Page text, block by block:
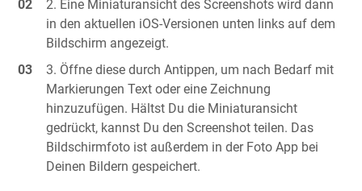
Eine Miniaturansicht des Screenshots wird dann
in den aktuellen iOS-Versionen unten links auf dem
Bildschirm angezeigt.
Öffne diese durch Antippen, um nach Bedarf mit
Markierungen Text oder eine Zeichnung
hinzuzufügen. Hältst Du die Miniaturansicht
gedrückt, kannst Du den Screenshot teilen. Das
Bildschirmfoto ist außerdem in der Foto App bei
Deinen Bildern gespeichert.